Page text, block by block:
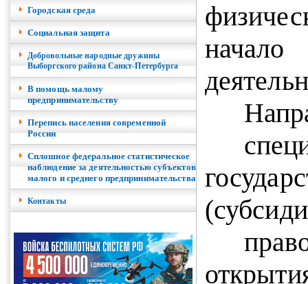
Городская среда
Социальная защита
Добровольные народные дружины
Выборгского района Санкт-Петербурга
В помощь малому
предпринимательству
Перепись населения современной
России
Сплошное федеральное статистическое
наблюдение за деятельностью субъектов
малого и среднего предпринимательства
Контакты